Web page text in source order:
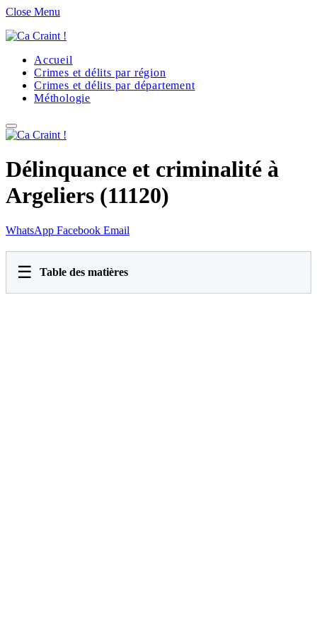
Close Menu
Accueil
Crimes et délits par région
Crimes et délits par département
Méthologie
Délinquance et criminalité à
Argeliers (11120)
WhatsApp Facebook Email
☰ Table des matières